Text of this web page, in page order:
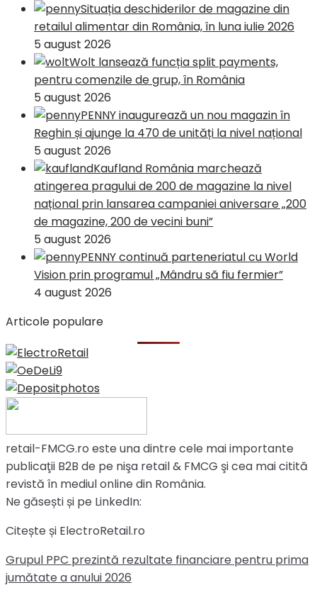
Situația deschiderilor de magazine din
retailul alimentar din România, în luna iulie 2026
5 august 2026
Wolt lansează funcția split payments,
pentru comenzile de grup, în România
5 august 2026
PENNY inaugurează un nou magazin în
Reghin și ajunge la 470 de unități la nivel național
5 august 2026
Kaufland România marchează
atingerea pragului de 200 de magazine la nivel
național prin lansarea campaniei aniversare „200
de magazine, 200 de vecini buni”
5 august 2026
PENNY continuă parteneriatul cu World
Vision prin programul „Mândru să fiu fermier”
4 august 2026
Articole populare
retail-FMCG.ro este una dintre cele mai importante
publicaţii B2B de pe nişa retail & FMCG şi cea mai citită
revistă în mediul online din România.
Ne găsești și pe LinkedIn:
Citește și ElectroRetail.ro
Grupul PPC prezintă rezultate financiare pentru prima
jumătate a anului 2026